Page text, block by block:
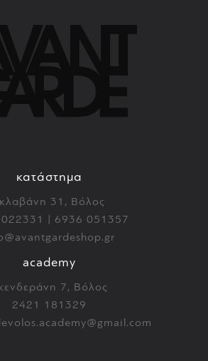
κατάστημα
31, Βόλος
| 6936 051357
academy
7, Βόλος
2421 181329